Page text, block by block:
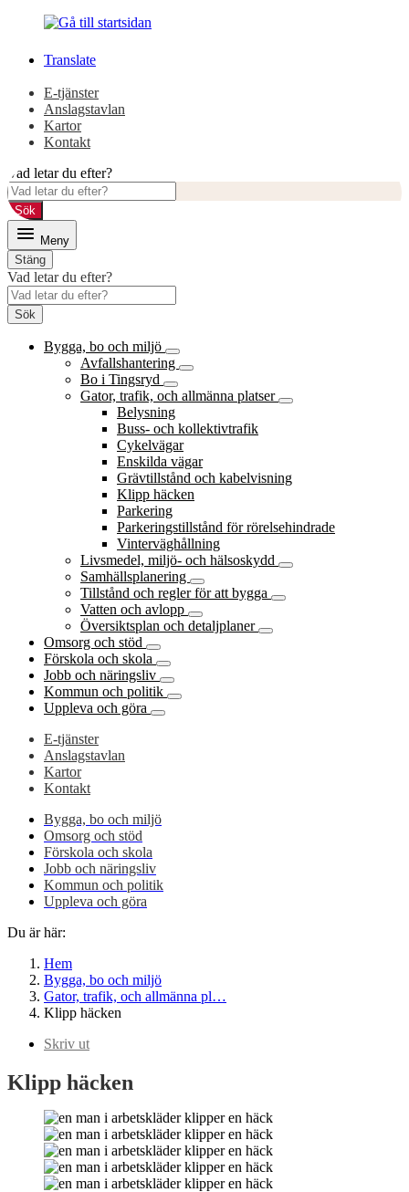
innehåll
huvudmeny
Translate
E-tjänster
Anslagstavlan
Kartor
Kontakt
Vad letar du efter?
Sök
Meny
Stäng
Vad letar du efter?
Sök
Bygga, bo och miljö
Avfallshantering
Bo i Tingsryd
Gator, trafik, och allmänna platser
Belysning
Buss- och kollektivtrafik
Cykelvägar
Enskilda vägar
Grävtillstånd och kabelvisning
Klipp häcken
Parkering
Parkeringstillstånd för rörelsehindrade
Vinterväghållning
Livsmedel, miljö- och hälsoskydd
Samhällsplanering
Tillstånd och regler för att bygga
Vatten och avlopp
Översiktsplan och detaljplaner
Omsorg och stöd
Förskola och skola
Jobb och näringsliv
Kommun och politik
Uppleva och göra
E-tjänster
Anslagstavlan
Kartor
Kontakt
Bygga, bo och miljö
Omsorg och stöd
Förskola och skola
Jobb och näringsliv
Kommun och politik
Uppleva och göra
Du är här:
Hem
Bygga, bo och miljö
Gator, trafik, och allmänna pl…
Klipp häcken
Skriv ut
Klipp häcken